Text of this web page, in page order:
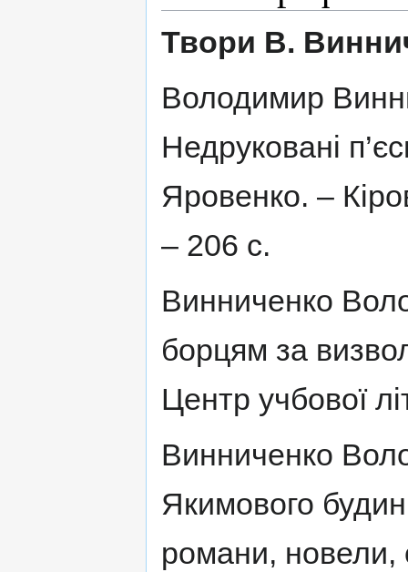
Твори В.
Володимир
Недруковані
Яровенко. –
– 206 с.
Винниченко
борцям за
Центр учбової
Винниченко
Якимового
романи, новели,